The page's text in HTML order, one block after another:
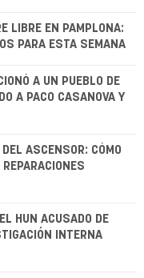
LIBRE EN PAMPLONA:
PARA ESTA SEMANA
A UN PUEBLO DE
A PACO CASANOVA Y
ASCENSOR: CÓMO
HUN ACUSADO DE
INTERNA